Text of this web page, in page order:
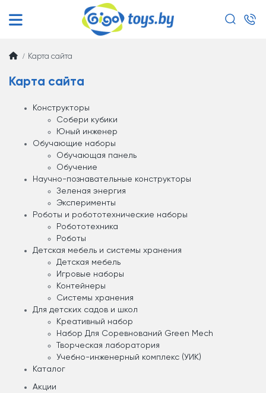
Карта сайта
Карта сайта
Конструкторы
Собери кубики
Юный инженер
Обучающие наборы
Обучающая панель
Обучение
Научно-познавательные конструкторы
Зеленая энергия
Эксперименты
Роботы и робототехнические наборы
Робототехника
Роботы
Детская мебель и системы хранения
Детская мебель
Игровые наборы
Контейнеры
Системы хранения
Для детских садов и школ
Креативный набор
Набор Для Соревнований Green Mech
Творческая лаборатория
Учебно-инженерный комплекс (УИК)
Каталог
Акции